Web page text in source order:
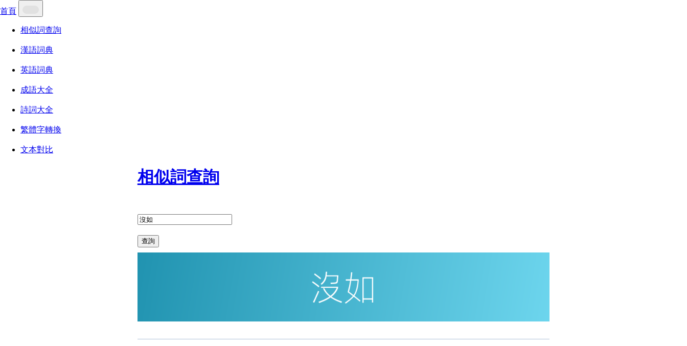
首頁
相似詞查詢
漢語詞典
英語詞典
成語大全
詩詞大全
繁體字轉換
文本對比
相似詞查詢
查詢